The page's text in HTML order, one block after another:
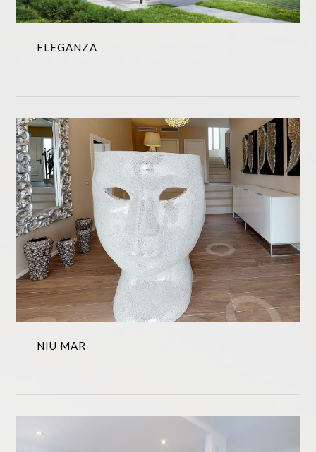
ELEGANZA
NIU MAR